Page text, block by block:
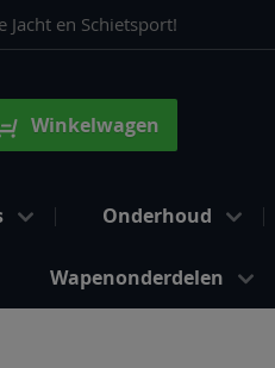
en Schietsport!
Winkelwagen
Onderhoud
Wapenonderdelen